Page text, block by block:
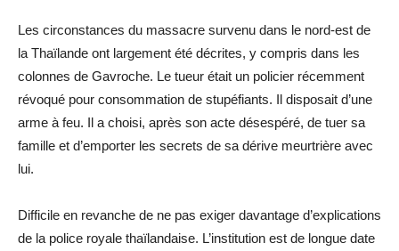
Les circonstances du massacre survenu dans le nord-est de
la Thaïlande ont largement été décrites, y compris dans les
colonnes de Gavroche. Le tueur était un policier récemment
révoqué pour consommation de stupéfiants. Il disposait d’une
arme à feu. Il a choisi, après son acte désespéré, de tuer sa
famille et d’emporter les secrets de sa dérive meurtrière avec
lui.
Difficile en revanche de ne pas exiger davantage d’explications
de la police royale thaïlandaise. L’institution est de longue date